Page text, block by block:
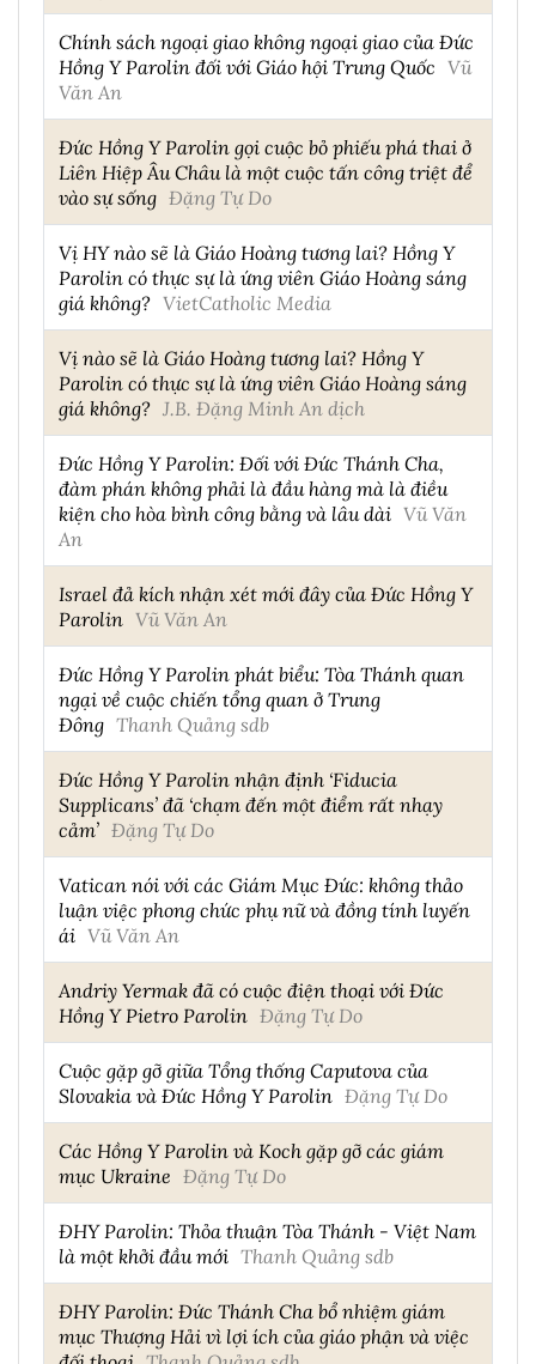
Chính sách ngoại giao không ngoại giao của Đức
Hồng Y Parolin đối với Giáo hội Trung Quốc Vũ
Văn An
Đức Hồng Y Parolin gọi cuộc bỏ phiếu phá thai ở
Liên Hiệp Âu Châu là một cuộc tấn công triệt để
vào sự sống Đặng Tự Do
Vị HY nào sẽ là Giáo Hoàng tương lai? Hồng Y
Parolin có thực sự là ứng viên Giáo Hoàng sáng
giá không? VietCatholic Media
Vị nào sẽ là Giáo Hoàng tương lai? Hồng Y
Parolin có thực sự là ứng viên Giáo Hoàng sáng
giá không? J.B. Đặng Minh An dịch
Đức Hồng Y Parolin: Đối với Đức Thánh Cha,
đàm phán không phải là đầu hàng mà là điều
kiện cho hòa bình công bằng và lâu dài Vũ Văn
An
Israel đả kích nhận xét mới đây của Đức Hồng Y
Parolin Vũ Văn An
Đức Hồng Y Parolin phát biểu: Tòa Thánh quan
ngại về cuộc chiến tổng quan ở Trung
Đông Thanh Quảng sdb
Đức Hồng Y Parolin nhận định ‘Fiducia
Supplicans’ đã ‘chạm đến một điểm rất nhạy
cảm’ Đặng Tự Do
Vatican nói với các Giám Mục Đức: không thảo
luận việc phong chức phụ nữ và đồng tính luyến
ái Vũ Văn An
Andriy Yermak đã có cuộc điện thoại với Đức
Hồng Y Pietro Parolin Đặng Tự Do
Cuộc gặp gỡ giữa Tổng thống Caputova của
Slovakia và Đức Hồng Y Parolin Đặng Tự Do
Các Hồng Y Parolin và Koch gặp gỡ các giám
mục Ukraine Đặng Tự Do
ĐHY Parolin: Thỏa thuận Tòa Thánh - Việt Nam
là một khởi đầu mới Thanh Quảng sdb
ĐHY Parolin: Đức Thánh Cha bổ nhiệm giám
mục Thượng Hải vì lợi ích của giáo phận và việc